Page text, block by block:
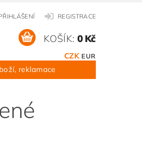
REGISTRACE
CZK EUR
KOŠÍK: 0 Kč
reklamace